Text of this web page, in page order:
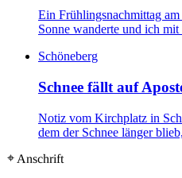
Ein Frühlingsnachmittag
Sonne wanderte und ich
Schöneberg
Schnee fällt auf
Notiz vom Kirchplatz in
dem der Schnee länger
⌖ Anschrift